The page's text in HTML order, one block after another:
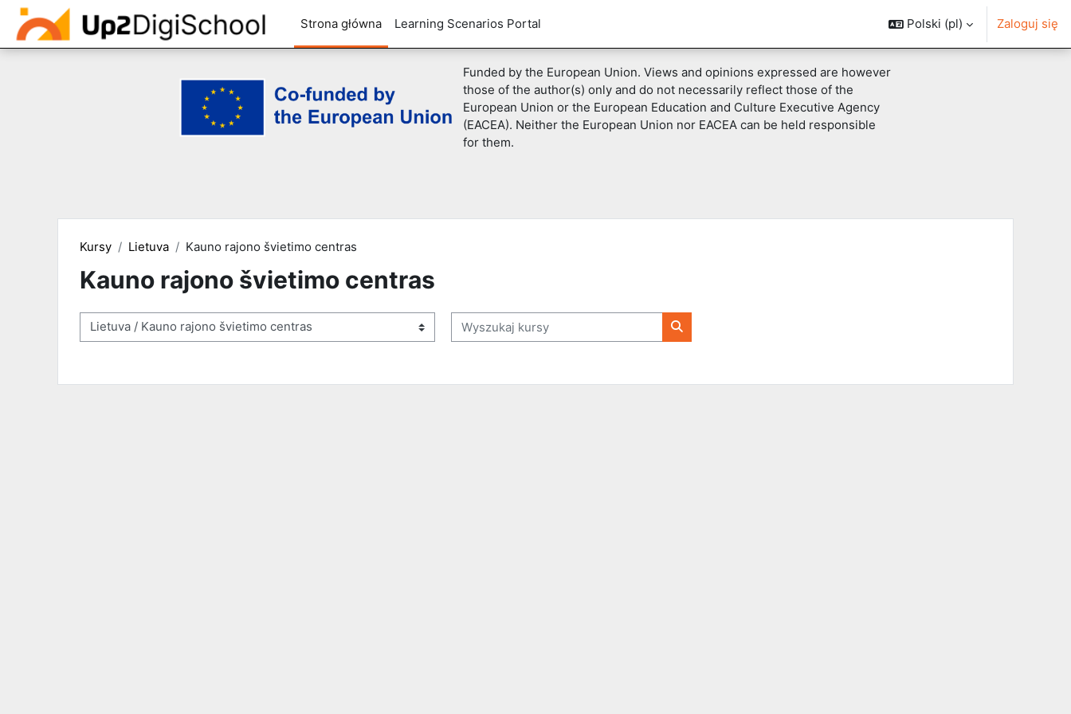
Funded by the European Union. Views and opinions expressed are however
those of the author(s) only and do not necessarily reflect those of the
European Union or the European Education and Culture Executive Agency
(EACEA). Neither the European Union nor EACEA can be held responsible
for them.
Strona główna Learning Scenarios Portal Polski ‎(pl)‎ Zaloguj się
Kursy Lietuva Kauno rajono švietimo centras
Kauno rajono švietimo centras
Kategorie kursów
Wyszukaj kursy
Wyszukaj kursy